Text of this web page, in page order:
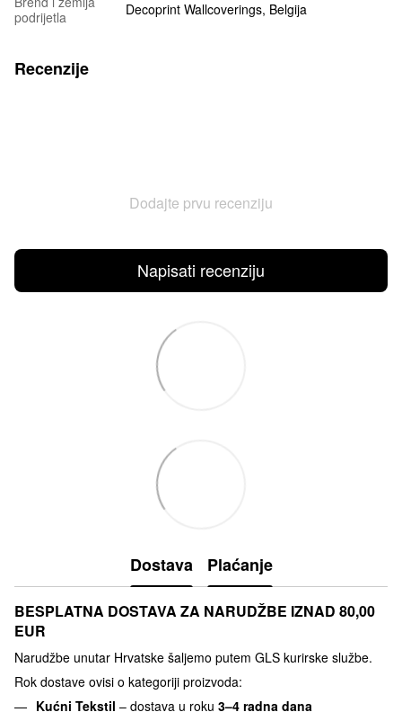
podrijetla
Decoprint Wallcoverings, Belgija
Recenzije
Dodajte prvu recenziju
Napisati recenziju
Dostava Plaćanje
BESPLATNA DOSTAVA ZA NARUDŽBE IZNAD 80,00
EUR
Narudžbe unutar Hrvatske šaljemo putem GLS kurirske službe.
Rok dostave ovisi o kategoriji proizvoda:
Kućni Tekstil – dostava u roku 3–4 radna dana